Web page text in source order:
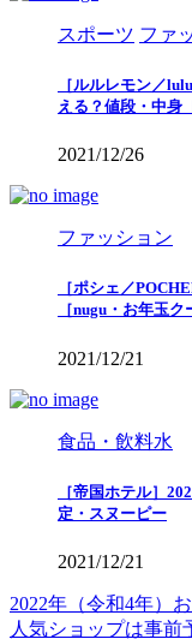
スポーツ ファ
［ルルレモン／
える？値段・中身
2021/12/26
ファッション
［ポシェ／
［nugu・お年玉ク
2021/12/21
食品・飲料水
［帝国ホテル］
定・スヌーピー
2021/12/21
2022年（令和4年）
人気ショップは事前